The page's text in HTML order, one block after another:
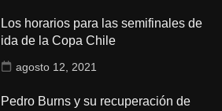
Los horarios para las semifinales de
ida de la Copa Chile
agosto 12, 2021
Pedro Burns y su recuperación de